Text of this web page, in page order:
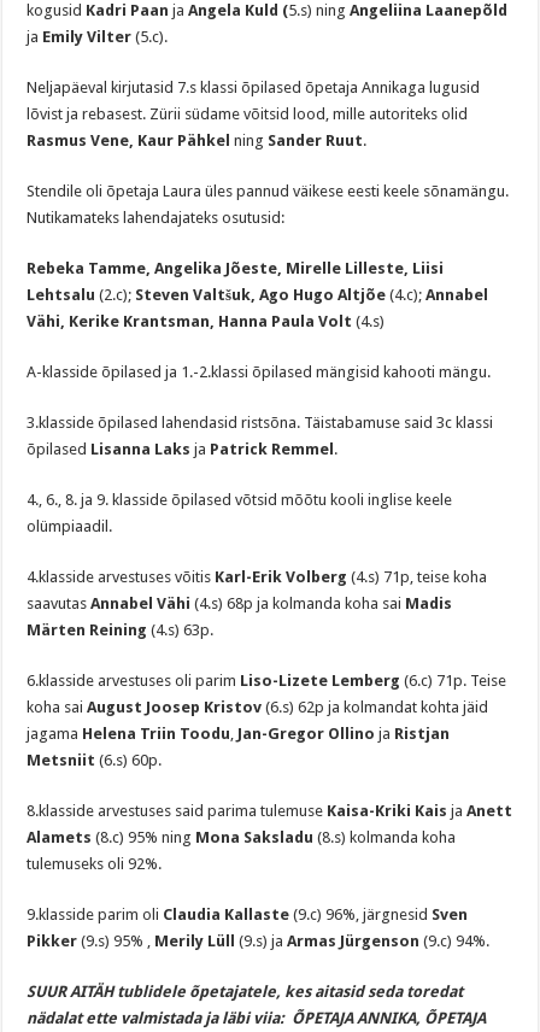
kogusid Kadri Paan jaAngela Kuld (5.s) ningAngeliina Laanepõld
ja Emily Vilter (5.c).
Neljapäeval kirjutasid 7.s klassi õpilased õpetaja Annikaga lugusid
lõvist ja rebasest. Zürii südame võitsid lood, mille autoriteks olid
Rasmus Vene, Kaur Pähkel ning Sander Ruut.
Stendile oli õpetaja Laura üles pannud väikese eesti keele sõnamängu.
Nutikamateks lahendajateks osutusid:
Rebeka Tamme, Angelika Jõeste, Mirelle Lilleste, Liisi
Lehtsalu (2.c); Steven Valtšuk, Ago Hugo Altjõe (4.c);Annabel
Vähi, Kerike Krantsman, Hanna Paula Volt (4.s)
A-klasside õpilased ja 1.-2.klassi õpilased mängisid kahooti mängu.
3.klasside õpilased lahendasid ristsõna. Täistabamuse said 3c klassi
õpilased Lisanna Laks ja Patrick Remmel .
4., 6., 8. ja 9. klasside õpilased võtsid mõõtu kooli inglise keele
olümpiaadil.
4.klasside arvestuses võitis Karl-Erik Volberg(4.s) 71p, teise koha
saavutasAnnabel Vähi (4.s) 68p ja kolmanda koha sai Madis
Märten Reining (4.s) 63p.
6.klasside arvestuses oli parim Liso-Lizete Lemberg(6.c) 71p. Teise
koha saiAugust Joosep Kristov (6.s) 62p ja kolmandat kohta jäid
jagama Helena Triin Toodu, Jan-Gregor Ollino ja Ristjan
Metsniit (6.s) 60p.
8.klasside arvestuses said parima tulemuse Kaisa-Kriki Kais jaAnett
Alamets(8.c) 95% ning Mona Saksladu(8.s) kolmanda koha
tulemuseks oli 92%.
9.klasside parim oli Claudia Kallaste(9.c) 96%, järgnesid Sven
Pikker (9.s) 95% , Merily Lüll(9.s) jaArmas Jürgenson (9.c) 94%.
SUUR AITÄH tublidele õpetajatele, kes aitasid seda toredat
nädalat ette valmistada ja läbi viia: ÕPETAJA ANNIKA, ÕPETAJA